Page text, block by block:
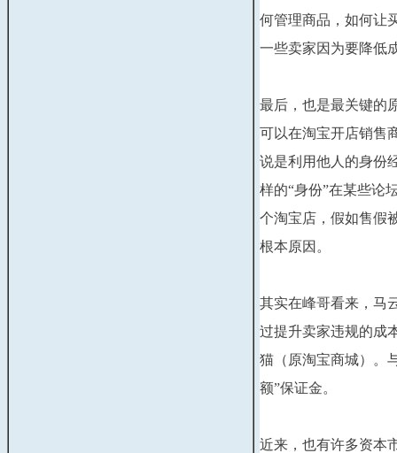
何管理商品，如何让
一些卖家因为要降低
最后，也是最关键的
可以在淘宝开店销售
说是利用他人的身份
样的“身份”在某些论
个淘宝店，假如售假
根本原因。
其实在峰哥看来，马
过提升卖家违规的成
猫（原淘宝商城）。
额”保证金。
近来，也有许多资本